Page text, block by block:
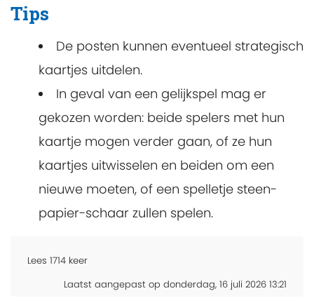
Tips
De posten kunnen eventueel strategisch
kaartjes uitdelen.
In geval van een gelijkspel mag er
gekozen worden: beide spelers met hun
kaartje mogen verder gaan, of ze hun
kaartjes uitwisselen en beiden om een
nieuwe moeten, of een spelletje steen-
papier-schaar zullen spelen.
Lees 1714 keer
Laatst aangepast op donderdag, 16 juli 2026 13:21